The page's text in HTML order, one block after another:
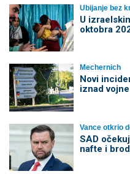
Ubijanje bez
U
oktobra
Mechernich
Novi
iznad
Vance otkrio
SAD
nafte i